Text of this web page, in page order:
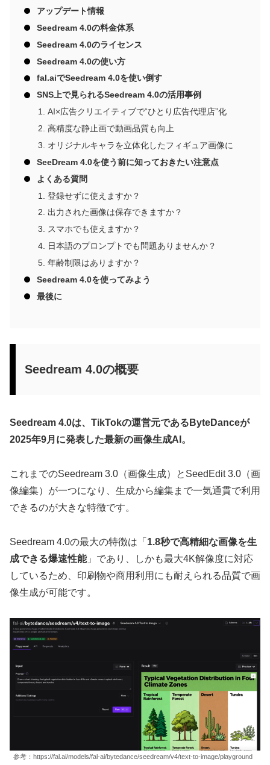
アップデート情報
Seedream 4.0の料金体系
Seedream 4.0のライセンス
Seedream 4.0の使い方
fal.aiでSeedream 4.0を使い倒す
SNS上で見られるSeedream 4.0の活用事例
AI×広告クリエイティブで“ひとり広告代理店”化
高精度な静止画で動画品質も向上
オリジナルキャラを立体化したフィギュア画像に
SeeDream 4.0を使う前に知っておきたい注意点
よくある質問
登録せずに使えますか？
出力された画像は保存できますか？
スマホでも使えますか？
日本語のプロンプトでも問題ありませんか？
年齢制限はありますか？
Seedream 4.0を使ってみよう
最後に
Seedream 4.0の概要
Seedream 4.0は、TikTokの運営元であるByteDanceが
2025年9月に発表した最新の画像生成AI。
これまでのSeedream 3.0（画像生成）とSeedEdit 3.0（画
像編集）が一つになり、生成から編集まで一気通貫で利用
できるのが大きな特徴です。
Seedream 4.0の最大の特徴は「 1.8秒で高精細な画像を生
成できる爆速性能」であり、しかも最大4K解像度に対応
しているため、印刷物や商用利用にも耐えられる品質で画
像生成が可能です。
参考：https://fal.ai/models/fal-ai/bytedance/seedream/v4/text-to-image/playground